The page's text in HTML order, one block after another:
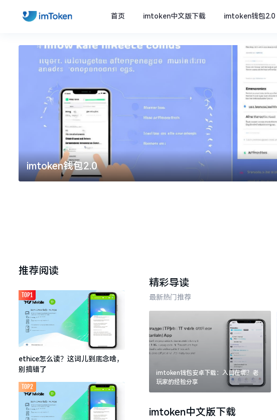
首页 imtoken中文版下载 imtoken钱包2.0
imtoken钱包2.0
推荐阅读
ethice怎么读？这词儿到底念啥，
别搞错了
TOP1
TOP2
精彩导读
最新热门推荐
imtoken钱包安卓下载：入口在哪？老
玩家的经验分享
imtoken中文版下载